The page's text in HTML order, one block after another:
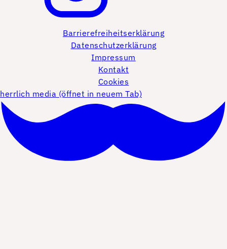
Barrierefreiheitserklärung
Datenschutzerklärung
Impressum
Kontakt
Cookies
herrlich media (öffnet in neuem Tab)